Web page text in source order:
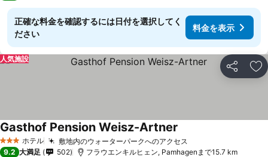
正確な料金を確認するには日付を選択してく
ださい
料金を表示
シェア お
人気施設
3 ホテルのランク
ホテル 敷地内のウォーターパークへのアクセス
Gasthof Pension Weisz-Artner
9.2 大満足 502 フラウエンキルヒェン, Pamhagenまで15.7 km